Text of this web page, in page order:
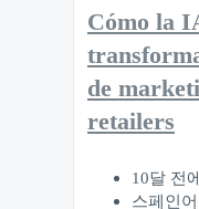
Cómo la
de
retailers
10달 전
스페인